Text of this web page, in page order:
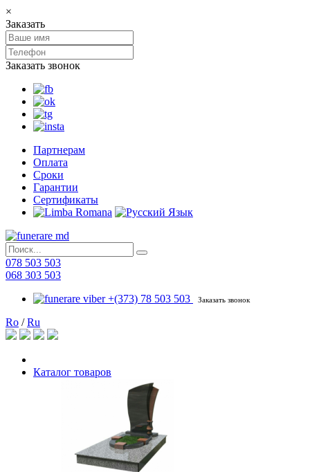
×
Заказать
Заказать звонок
Партнерам
Оплата
Сроки
Гарантии
Сертификаты
078 503 503
068 303 503
+(373) 78 503 503
Заказать звонок
Ro /Ru
Каталог товаров